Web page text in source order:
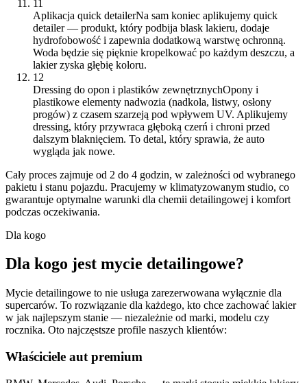
11
Aplikacja quick detailerNa sam koniec aplikujemy quick
detailer — produkt, który podbija blask lakieru, dodaje
hydrofobowość i zapewnia dodatkową warstwę ochronną.
Woda będzie się pięknie kropelkować po każdym deszczu, a
lakier zyska głębię koloru.
12
Dressing do opon i plastików zewnętrznychOpony i
plastikowe elementy nadwozia (nadkola, listwy, osłony
progów) z czasem szarzeją pod wpływem UV. Aplikujemy
dressing, który przywraca głęboką czerń i chroni przed
dalszym blaknięciem. To detal, który sprawia, że auto
wygląda jak nowe.
Cały proces zajmuje od 2 do 4 godzin, w zależności od wybranego
pakietu i stanu pojazdu. Pracujemy w klimatyzowanym studio, co
gwarantuje optymalne warunki dla chemii detailingowej i komfort
podczas oczekiwania.
Dla kogo
Dla kogo jest mycie detailingowe?
Mycie detailingowe to nie usługa zarezerwowana wyłącznie dla
supercarów. To rozwiązanie dla każdego, kto chce zachować lakier
w jak najlepszym stanie — niezależnie od marki, modelu czy
rocznika. Oto najczęstsze profile naszych klientów:
Właściciele aut premium